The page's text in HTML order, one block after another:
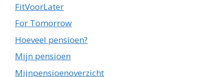
FitVoorLater
For Tomorrow
Hoeveel pensioen?
Mijn pensioen
Mijnpensioenoverzicht